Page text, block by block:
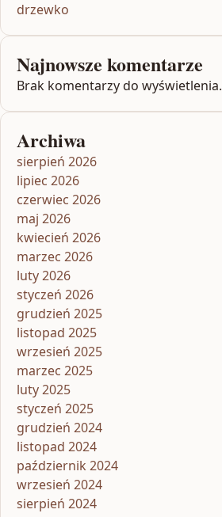
drzewko
Najnowsze komentarze
Brak komentarzy do wyświetlenia.
Archiwa
sierpień 2026
lipiec 2026
czerwiec 2026
maj 2026
kwiecień 2026
marzec 2026
luty 2026
styczeń 2026
grudzień 2025
listopad 2025
wrzesień 2025
marzec 2025
luty 2025
styczeń 2025
grudzień 2024
listopad 2024
październik 2024
wrzesień 2024
sierpień 2024